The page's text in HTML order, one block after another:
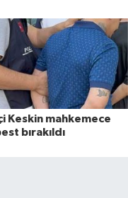
Keskin mahkemece
bırakıldı